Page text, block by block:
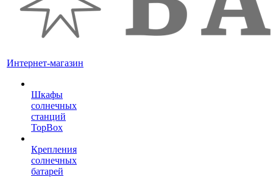
Интернет-магазин
Шкафы
солнечных
станций
TopBox
Крепления
солнечных
батарей